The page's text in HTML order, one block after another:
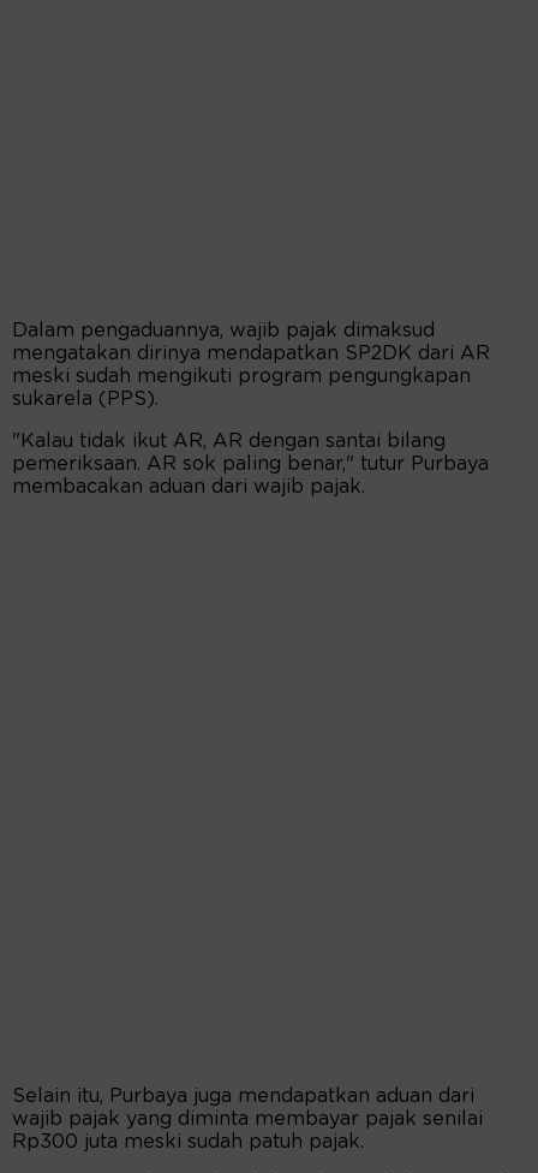
Dalam pengaduannya, wajib pajak dimaksud
mengatakan dirinya mendapatkan SP2DK dari AR
meski sudah mengikuti program pengungkapan
sukarela (PPS).
"Kalau tidak ikut AR, AR dengan santai bilang
pemeriksaan. AR sok paling benar," tutur Purbaya
membacakan aduan dari wajib pajak.
Selain itu, Purbaya juga mendapatkan aduan dari
wajib pajak yang diminta membayar pajak senilai
Rp300 juta meski sudah patuh pajak.